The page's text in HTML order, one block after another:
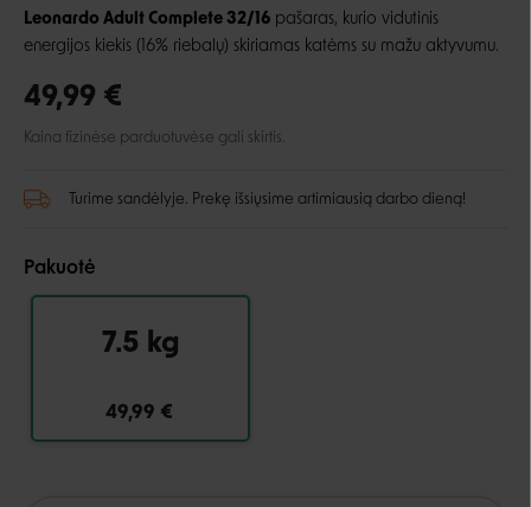
Leonardo Adult Complete 32/16 pašaras, kurio vidutinis
energijos kiekis (16% riebalų) skiriamas katėms su mažu aktyvumu.
49,99 €
Kaina fizinėse parduotuvėse gali skirtis.
Turime sandėlyje. Prekę išsiųsime artimiausią darbo dieną!
Pakuotė
7.5 kg
49,99 €